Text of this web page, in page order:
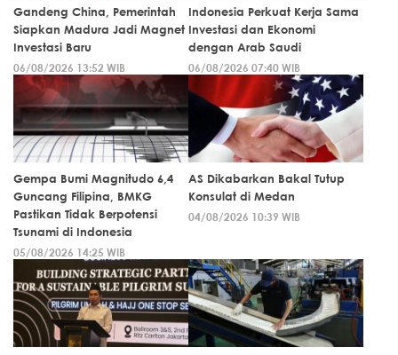
Gandeng China, Pemerintah
Siapkan Madura Jadi Magnet
Investasi Baru
06/08/2026 13:52 WIB
Indonesia Perkuat Kerja Sama
Investasi dan Ekonomi
dengan Arab Saudi
06/08/2026 07:40 WIB
Gempa Bumi Magnitudo 6,4
Guncang Filipina, BMKG
Pastikan Tidak Berpotensi
Tsunami di Indonesia
05/08/2026 14:25 WIB
AS Dikabarkan Bakal Tutup
Konsulat di Medan
04/08/2026 10:39 WIB